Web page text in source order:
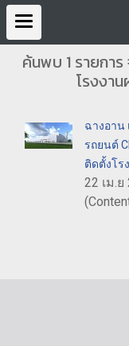
ค้นพบ 1 รายกา
โรงงา
ฉางอาน
รถยนต์
ติดตั้งโร
22 เม.ย